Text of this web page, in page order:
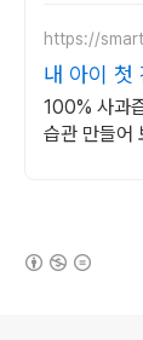
https://
내 아이 첫
100% 사과
습관 만들어